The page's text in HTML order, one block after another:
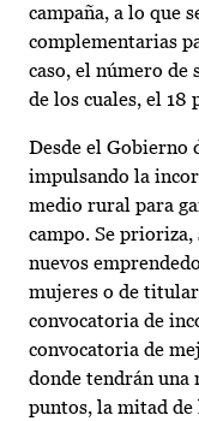
campaña, a lo que
complementarias
caso, el número de
de los cuales, el 18
Desde el Gobierno
impulsando la
medio rural para
campo. Se
nuevos
mujeres o de
convocatoria de
convocatoria de
donde tendrán una
puntos, la mitad de